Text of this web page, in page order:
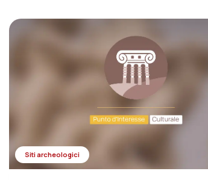
ISILI
LACONI
LUNAMATRONA
MANDAS
MILIS
MOGORO
Siti archeologici